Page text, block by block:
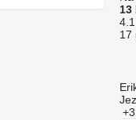
13
4.1
17